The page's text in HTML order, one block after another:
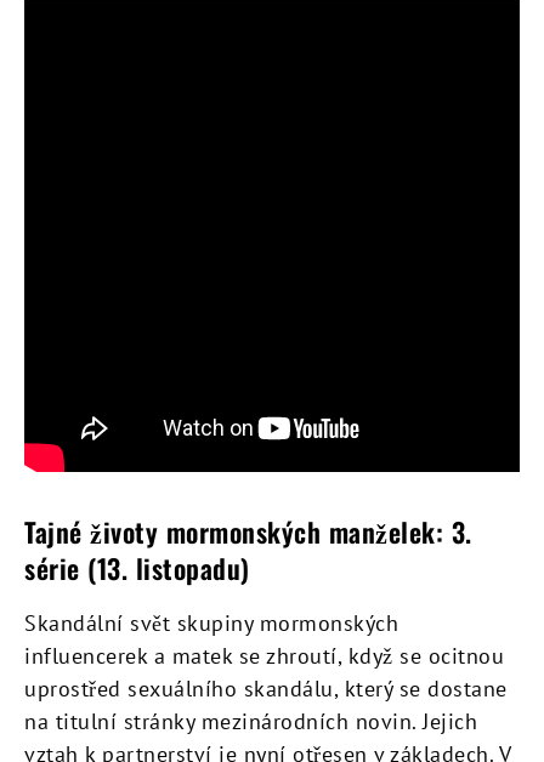
Tajné životy mormonských manželek: 3.
série (13. listopadu)
Skandální svět skupiny mormonských
influencerek a matek se zhroutí, když se ocitnou
uprostřed sexuálního skandálu, který se dostane
na titulní stránky mezinárodních novin. Jejich
vztah k partnerství je nyní otřesen v základech. V